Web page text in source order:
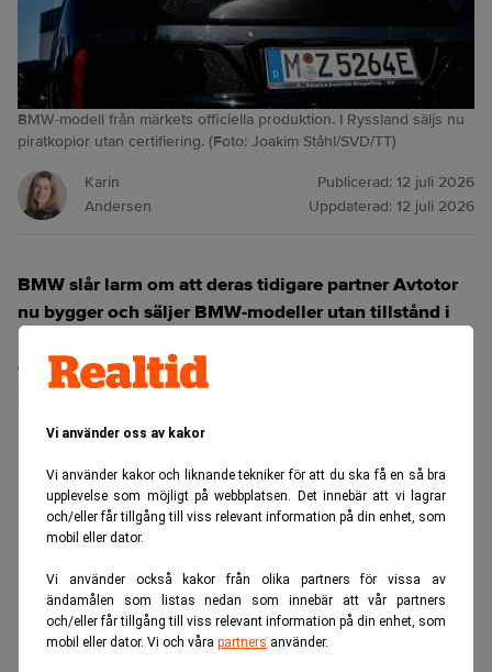
Vi använder oss av kakor
Vi använder kakor och liknande tekniker för att du ska få en så bra
upplevelse som möjligt på webbplatsen. Det innebär att vi lagrar
och/eller får tillgång till viss relevant information på din enhet, som
mobil eller dator.
Vi använder också kakor från olika partners för vissa av
ändamålen som listas nedan som innebär att vår partners
och/eller får tillgång till viss relevant information på din enhet, som
mobil eller dator. Vi och våra partners använder.
BMW-modell från märkets officiella produktion. I Ryssland säljs nu
piratkopior utan certifiering. (Foto: Joakim Ståhl/SVD/TT)
Karin
Andersen
Publicerad: 12 juli 2026
Uppdaterad: 12 juli 2026
BMW slår larm om att deras tidigare partner Avtotor
nu bygger och säljer BMW‑modeller utan tillstånd i
certifiering och digitala system – men köps ändå av
ryska kunder.
ANNONS